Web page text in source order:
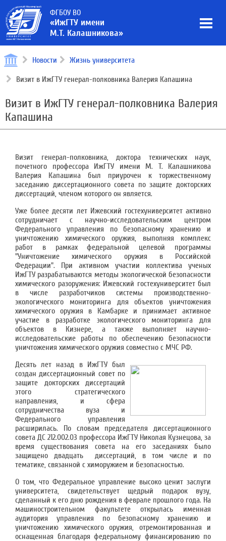
ФГБОУ ВО
«ИжГТУ имени
М.Т. Калашникова»
Новости Жизнь университета
Визит в ИжГТУ генерал-полковника Валерия Капашина
Визит в ИжГТУ генерал-полковника Валерия
Капашина
Визит генерал-полковника, доктора технических наук,
почетного профессора ИжГТУ имени М. Т. Калашникова
Валерия Капашина был приурочен к торжественному
заседанию диссертационного совета по защите докторских
диссертаций, членом которого он является.
Уже более десяти лет Ижевский гостехуниверситет активно
сотрудничает с научно-исследовательским центром
Федерального управления по безопасному хранению и
уничтожению химического оружия, выполняя комплекс
работ в рамках федеральной целевой программы
"Уничтожение химического оружия в Российской
Федерации". При активном участии коллектива ученых
ИжГТУ разрабатываются методы экологической безопасности
химического разоружения: Ижевский гостехуниверситет был
в числе разработчиков системы производственно-
экологического мониторинга для объектов уничтожения
химического оружия в Камбарке и принимает активное
участие в разработке экологического мониторинга для
объектов в Кизнере, а также выполняет научно-
исследовательские работы по обеспечению безопасности
уничтожения химического оружия совместно с МЧС РФ.
Десять лет назад в ИжГТУ был
создан диссертационный совет по
защите докторских диссертаций
этого стратегического
направления, и сфера
сотрудничества вуза и
Федерального управления
расширилась. По словам председателя диссертационного
совета ДС 212.002.03 профессора ИжГТУ Николая Кузнецова, за
время существования совета на его заседаниях было
защищено двадцать диссертаций, в том числе и по
тематике, связанной с химоружием и безопасностью.
О том, что Федеральное управление высоко ценит заслуги
университета, свидетельствует щедрый подарок вузу,
сделанный к его дню рождения в феврале прошлого года. На
машиностроительном факультете открылась именная
аудитория управления по безопасному хранению и
уничтожению химического оружия, отремонтированная и
оснащенная благодаря федеральному финансированию по